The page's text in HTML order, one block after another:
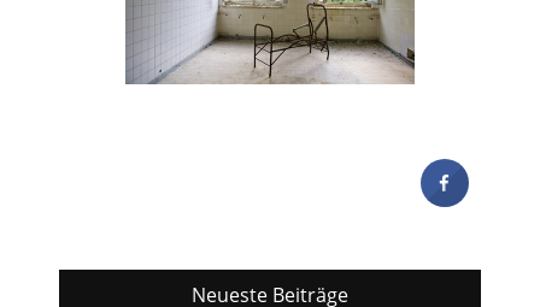
Neueste Beiträge